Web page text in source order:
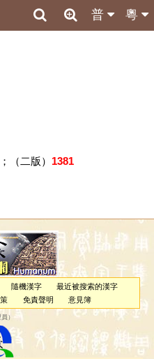
粵
普
（二版） 1381
隨機漢字
最近被搜索的漢字
免責聲明 意見簿
員）